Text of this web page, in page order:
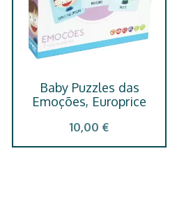
Baby Puzzles das
Emoções, Europrice
10,00 €